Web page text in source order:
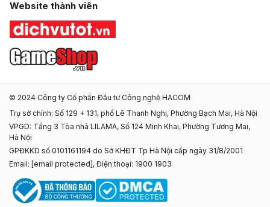
Website thành viên
© 2024 Công ty Cổ phần Đầu tư Công nghệ HACOM
Trụ sở chính: Số 129 + 131, phố Lê Thanh Nghị, Phường Bạch Mai, Hà Nội
VPGD: Tầng 3 Tòa nhà LILAMA, Số 124 Minh Khai, Phường Tương Mai,
Hà Nội
GPĐKKD số 0101161194 do Sở KHĐT Tp Hà Nội cấp ngày 31/8/2001
Email: [email protected], Điện thoại: 1900 1903